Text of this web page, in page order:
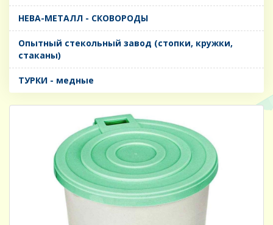
НЕВА-МЕТАЛЛ - СКОВОРОДЫ
Опытный стекольный завод (стопки, кружки,
стаканы)
ТУРКИ - медные